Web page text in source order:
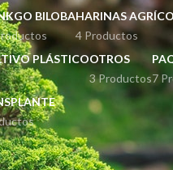
BILOBAHARINAS
4 Productos
PLÁSTICOOTROS
3 Productos7
Mostrar 9